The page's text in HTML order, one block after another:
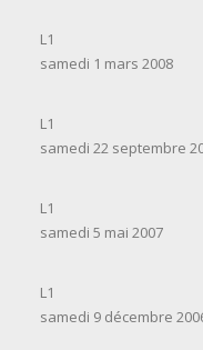
L1
samedi 1 mars 2008
L1
samedi 22 septembre
L1
samedi 5 mai 2007
L1
samedi 9 décembre